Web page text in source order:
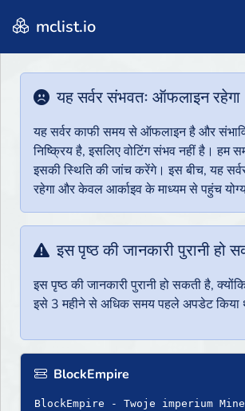
mclist.io
यह सर्वर संभवतः ऑफलाइन रहेगा
यह सर्वर काफी समय से ऑफलाइन है और
निष्क्रिय है, इसलिए वोटिंग संभव नहीं है। हम
इसकी स्थिति की जांच करेंगे। इस बीच, यह
रहेगा और केवल आर्काइव के माध्यम से पहुंच योग्य
इस पृष्ठ की जानकारी पुरानी हो
इस पृष्ठ की जानकारी पुरानी हो सकती है,
इसे 3 महीने से अधिक समय पहले अपडेट किया
BlockEmpire
BlockEmpire - Twoje imperium